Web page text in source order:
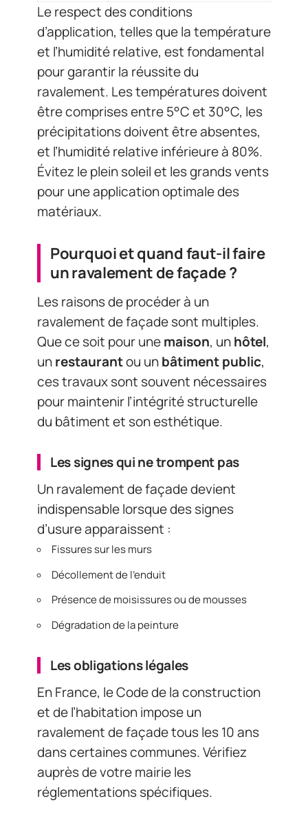
Le respect des conditions
d’application, telles que la température
et l’humidité relative, est fondamental
pour garantir la réussite du
ravalement. Les températures doivent
être comprises entre 5°C et 30°C, les
précipitations doivent être absentes,
et l’humidité relative inférieure à 80%.
Évitez le plein soleil et les grands vents
pour une application optimale des
matériaux.
Pourquoi et quand faut-il faire
un ravalement de façade ?
Les raisons de procéder à un
ravalement de façade sont multiples.
Que ce soit pour unemaison, unhôtel,
unrestaurantou unbâtiment public,
ces travaux sont souvent nécessaires
pour maintenir l’intégrité structurelle
du bâtiment et son esthétique.
Les signes qui ne trompent pas
Un ravalement de façade devient
indispensable lorsque des signes
d’usure apparaissent :
Fissures sur les murs
Décollement de l’enduit
Présence de moisissures ou de mousses
Dégradation de la peinture
Les obligations légales
En France, le Code de la construction
et de l’habitation impose un
ravalement de façade tous les 10 ans
dans certaines communes. Vérifiez
auprès de votre mairie les
réglementations spécifiques.